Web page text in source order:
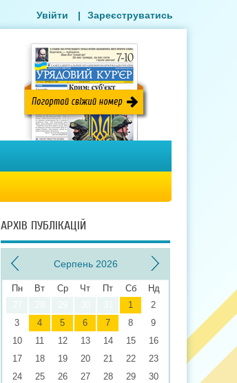
Увійти | Зареєструватись
АРХІВ ПУБЛІКАЦІЙ
Серпень 2026
Пн Вт Ср Чт Пт Сб
Нд
1
2
3
4 5 6 7 8
9
10
11 12 13 14 15
16
17
18 19 20 21 22
23
24
25 26 27 28 29
30